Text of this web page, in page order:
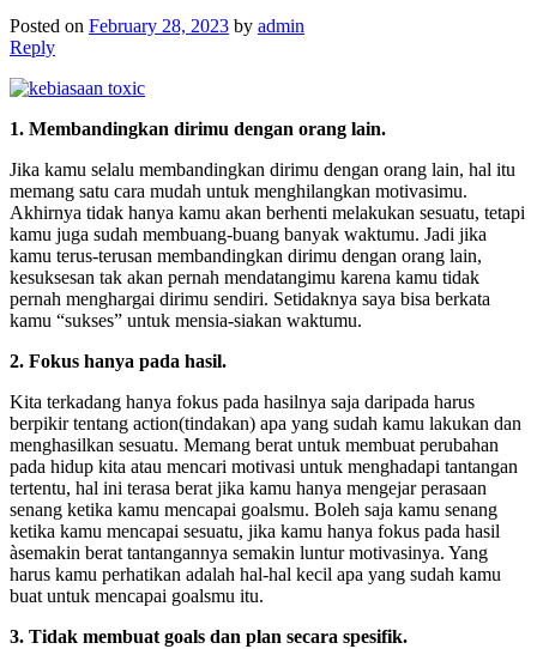
Posted on February 28, 2023 by admin
Reply
1. Membandingkan dirimu dengan orang lain.
Jika kamu selalu membandingkan dirimu dengan orang lain, hal itu
memang satu cara mudah untuk menghilangkan motivasimu.
Akhirnya tidak hanya kamu akan berhenti melakukan sesuatu, tetapi
kamu juga sudah membuang-buang banyak waktumu. Jadi jika
kamu terus-terusan membandingkan dirimu dengan orang lain,
kesuksesan tak akan pernah mendatangimu karena kamu tidak
pernah menghargai dirimu sendiri. Setidaknya saya bisa berkata
kamu “sukses” untuk mensia-siakan waktumu.
2. Fokus hanya pada hasil.
Kita terkadang hanya fokus pada hasilnya saja daripada harus
berpikir tentang action(tindakan) apa yang sudah kamu lakukan dan
menghasilkan sesuatu. Memang berat untuk membuat perubahan
pada hidup kita atau mencari motivasi untuk menghadapi tantangan
tertentu, hal ini terasa berat jika kamu hanya mengejar perasaan
senang ketika kamu mencapai goalsmu. Boleh saja kamu senang
ketika kamu mencapai sesuatu, jika kamu hanya fokus pada hasil
àsemakin berat tantangannya semakin luntur motivasinya. Yang
harus kamu perhatikan adalah hal-hal kecil apa yang sudah kamu
buat untuk mencapai goalsmu itu.
3. Tidak membuat goals dan plan secara spesifik.